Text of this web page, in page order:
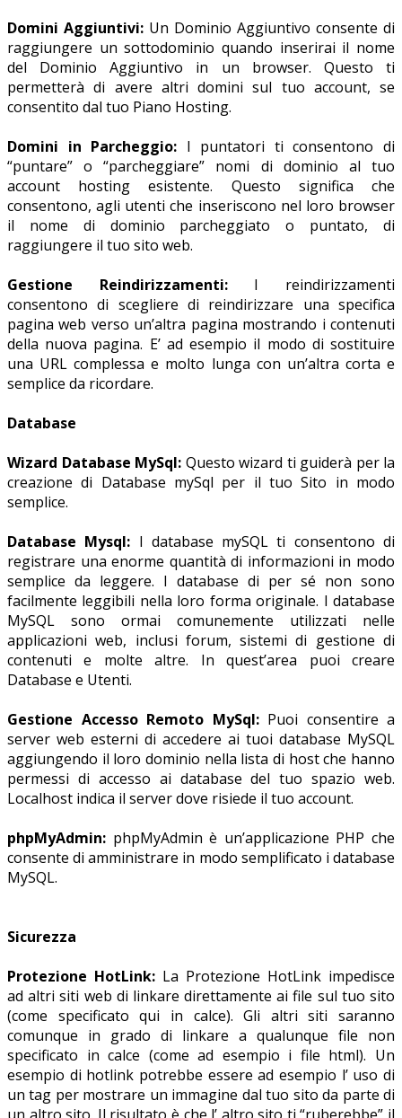
Domini Aggiuntivi: Un Dominio Aggiuntivo consente di
raggiungere un sottodominio quando inserirai il nome
del Dominio Aggiuntivo in un browser. Questo ti
permetterà di avere altri domini sul tuo account, se
consentito dal tuo Piano Hosting.
Domini in Parcheggio: I puntatori ti consentono di
“puntare” o “parcheggiare” nomi di dominio al tuo
account hosting esistente. Questo significa che
consentono, agli utenti che inseriscono nel loro browser
il nome di dominio parcheggiato o puntato, di
raggiungere il tuo sito web.
Gestione Reindirizzamenti:I reindirizzamenti
consentono di scegliere di reindirizzare una specifica
pagina web verso un’altra pagina mostrando i contenuti
della nuova pagina. E’ ad esempio il modo di sostituire
una URL complessa e molto lunga con un’altra corta e
semplice da ricordare.
Database
Wizard Database MySql: Questo wizard ti guiderà per la
creazione di Database mySql per il tuo Sito in modo
semplice.
Database Mysql: I database mySQL ti consentono di
registrare una enorme quantità di informazioni in modo
semplice da leggere. I database di per sé non sono
facilmente leggibili nella loro forma originale. I database
MySQL sono ormai comunemente utilizzati nelle
applicazioni web, inclusi forum, sistemi di gestione di
contenuti e molte altre. In quest’area puoi creare
Database e Utenti.
Gestione Accesso Remoto MySql:Puoi consentire a
server web esterni di accedere ai tuoi database MySQL
aggiungendo il loro dominio nella lista di host che hanno
permessi di accesso ai database del tuo spazio web.
Localhost indica il server dove risiede il tuo account.
phpMyAdmin: phpMyAdmin è un’applicazione PHP che
consente di amministrare in modo semplificato i database
MySQL.
Sicurezza
Protezione HotLink: La Protezione HotLink impedisce
ad altri siti web di linkare direttamente ai file sul tuo sito
(come specificato qui in calce). Gli altri siti saranno
comunque in grado di linkare a qualunque file non
specificato in calce (come ad esempio i file html). Un
esempio di hotlink potrebbe essere ad esempio l’ uso di
un tag per mostrare un immagine dal tuo sito da parte di